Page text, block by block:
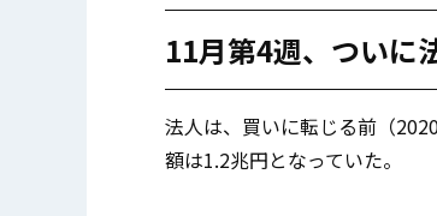
11月第4週、ついに
法人は、買いに転じる前（
額は1.2兆円となっていた。